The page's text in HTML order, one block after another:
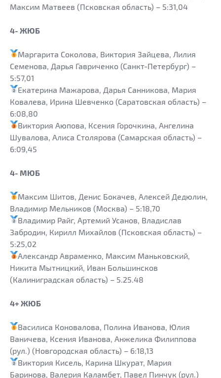
Максим Матвеев (Псковская область) – 5:31,04
4- ЖЮБ
Маргарита Соколова, Виктория Зайцева, Лилия
Семенова, Дарья Гавриченко (Санкт-Петербург) –
5:57,01
Екатерина Мажарова, Дарья Санникова, Мария
Ковалева, Ирина Шевченко (Саратовская область) –
6:08,80
Виктория Аюпова, Ксения Горочкина, Ангелина
Шувалова, Алиса Столярова (Самарская область) –
6:09,45
4- МЮБ
Максим Шитов, Денис Бокачев, Алексей Дедюлин,
Владимир Мельников (Москва) – 5:18,70
Владимир Райг, Артемий Усанов, Владислав
Забродин, Кирилл Михайлов (Псковская область) –
5:25,02
Александр Авраменко, Максим Маньковский,
Никита Мытницкий, Иван Большинсков
(Калиниградская область) – 5.25.48
4+ ЖЮБ
Василиса Коновалова, Полина Иванова, Юлия
Ваничева, Ксения Иванова, Анжелика Филиппова
(рул.) (Новгородская область) – 6:18,13
Виктория Кисель, Карина Шкурат, Мария
Баринова, Валерия Каламбет, Павел Пинчук (рул.)